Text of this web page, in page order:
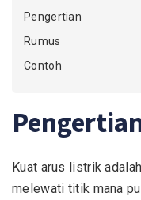
Pengertian
Rumus
Contoh
Kuat arus listrik
melewati titik mana